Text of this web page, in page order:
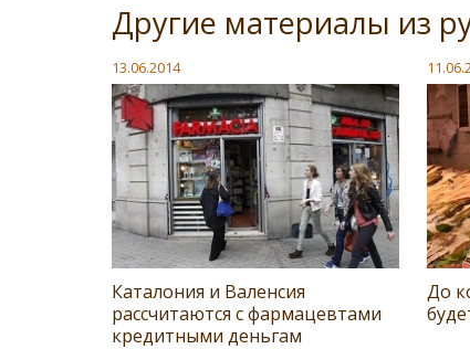
Другие материалы из
13.06.2014
Каталония и Валенсия
рассчитаются с фармацевтами
кредитными деньгам
До